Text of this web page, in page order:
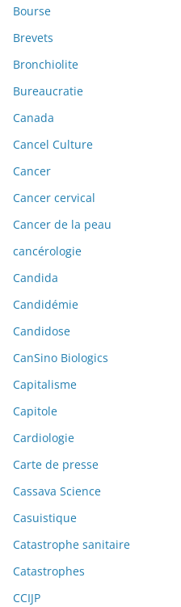
Bourse
Brevets
Bronchiolite
Bureaucratie
Canada
Cancel Culture
Cancer
Cancer cervical
Cancer de la peau
cancérologie
Candida
Candidémie
Candidose
CanSino Biologics
Capitalisme
Capitole
Cardiologie
Carte de presse
Cassava Science
Casuistique
Catastrophe sanitaire
Catastrophes
CCIJP